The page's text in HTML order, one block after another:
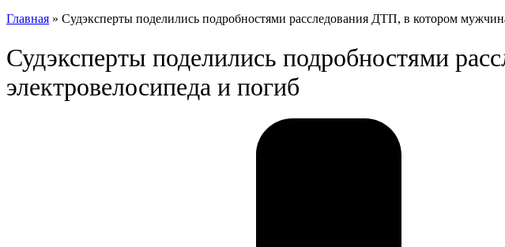
Главная » Судэксперты поделились подробностями расследования ДТП, в котором
Судэксперты поделились подробностями
электровелосипеда и погиб